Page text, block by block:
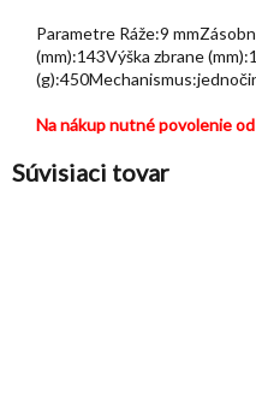
Parametre Ráže:9
(mm):143Výška zbrane
Na nákup nutné povolenie
Súvisiaci tovar